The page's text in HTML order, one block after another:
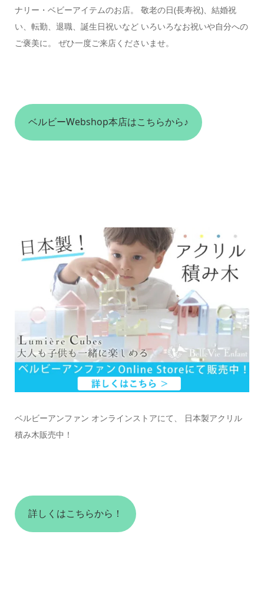
ナリー・ベビーアイテムのお店。 敬老の日(長寿祝)、結婚祝
い、転勤、退職、誕生日祝いなど いろいろなお祝いや自分への
ご褒美に。 ぜひ一度ご来店くださいませ。
ベルビーWebshop本店はこちらから♪
ベルビーアンファン オンラインストアにて、 日本製アクリル
積み木販売中！
詳しくはこちらから！